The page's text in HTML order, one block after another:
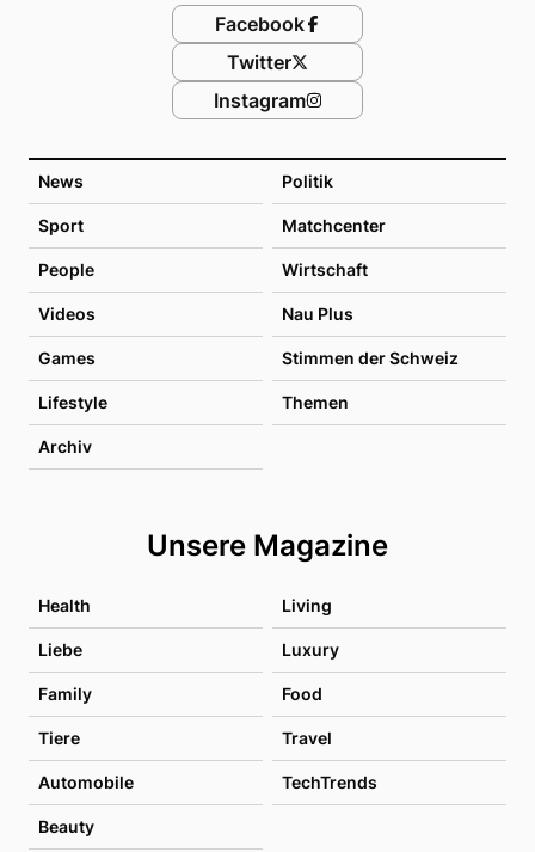
News Politik
Sport Matchcenter
People Wirtschaft
Videos Nau Plus
Games Stimmen der Schweiz
Lifestyle Themen
Archiv
Unsere Magazine
Health Living
Liebe Luxury
Family Food
Tiere Travel
Automobile TechTrends
Beauty
Facebook
Twitter
Instagram